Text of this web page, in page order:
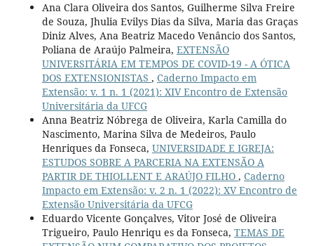
Ana Clara Oliveira dos Santos, Guilherme Silva Freire
de Souza, Jhulia Evilys Dias da Silva, Maria das Graças
Diniz Alves, Ana Beatriz Macedo Venâncio dos Santos,
Poliana de Araújo Palmeira, EXTENSÃO
UNIVERSITÁRIA EM TEMPOS DE COVID-19 - A ÓTICA
DOS EXTENSIONISTAS , Caderno Impacto em
Extensão: v. 1 n. 1 (2021): XIV Encontro de Extensão
Universitária da UFCG
Anna Beatriz Nóbrega de Oliveira, Karla Camilla do
Nascimento, Marina Silva de Medeiros, Paulo
Henriques da Fonseca, UNIVERSIDADE E IGREJA:
ESTUDOS SOBRE A PARCERIA NA EXTENSÃO A
PARTIR DE THIOLLENT E ARAÚJO FILHO , Caderno
Impacto em Extensão: v. 2 n. 1 (2022): XV Encontro de
Extensão Universitária da UFCG
Eduardo Vicente Gonçalves, Vitor José de Oliveira
Trigueiro, Paulo Henriqu es da Fonseca, TEMAS DE